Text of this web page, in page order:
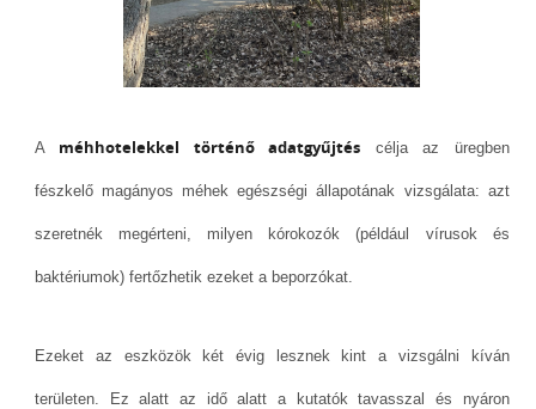
A méhhotelekkel történő adatgyűjtés célja az üregben
fészkelő magányos méhek egészségi állapotának vizsgálata: azt
szeretnék megérteni, milyen kórokozók (például vírusok és
baktériumok) fertőzhetik ezeket a beporzókat.
Ezeket az eszközök két évig lesznek kint a vizsgálni kíván
területen. Ez alatt az idő alatt a kutatók tavasszal és nyáron